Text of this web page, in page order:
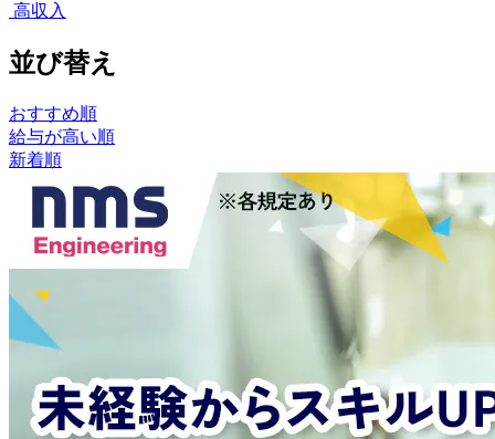
高収入
並び替え
おすすめ順
給与が高い順
新着順